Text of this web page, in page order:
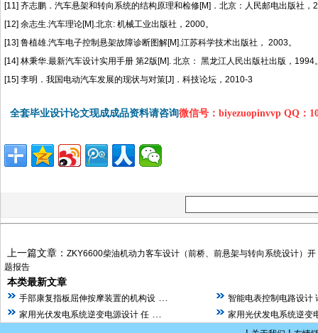
[11] 齐志鹏．汽车悬架和转向系统的结构原理和检修[M]．北京：人民邮电出版社，
[12] 余志生.汽车理论[M].北京: 机械工业出版社，2000。
[13] 鲁植雄.汽车电子控制悬架故障诊断图解[M].江苏科学技术出版社， 2003。
[14] 林秉华.最新汽车设计实用手册 第2版[M]. 北京： 黑龙江人民出版社出版，1994
[15] 李明．我国电动汽车发展的现状与对策[J]．科技论坛，2010-3
全套毕业设计论文现成成品资料请咨询微信号：biyezuopinvvp QQ
上一篇文章： ZKY6600柴油机动力客车设计（前桥、前悬架与转向系统设计）开
题报告
本类最新文章
手部康复指板屈伸按摩装置的机构设
智能电表控制电路设计
家用光伏发电系统逆变电源设计 任
家用光伏发电系统逆变